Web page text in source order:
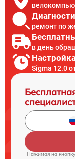
ремонт по
в день
Sigma 12.0
Нажимая на